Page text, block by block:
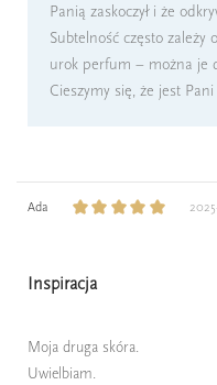
Panią zaskoczył i że
Subtelność często zależy
urok perfum – można je
Cieszymy się, że jest
Ada
Inspiracja
Moja druga skóra.
Uwielbiam.